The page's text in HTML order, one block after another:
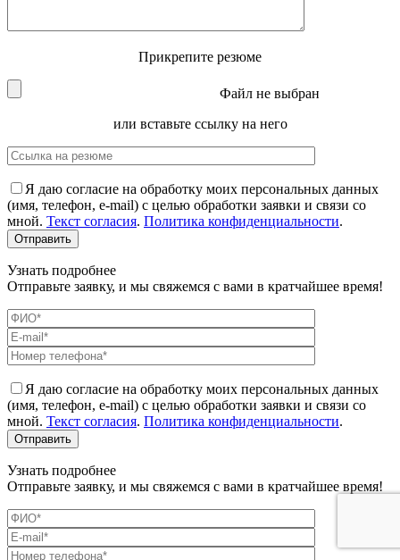
Прикрепите резюме
Файл не выбран
или вставьте ссылку на него
Я даю согласие на обработку моих персональных данных
(имя, телефон, e-mail) с целью обработки заявки и связи со
мной. Текст согласия. Политика конфиденциальности.
Узнать подробнее
Отправьте заявку, и мы свяжемся с вами в кратчайшее время!
Я даю согласие на обработку моих персональных данных
(имя, телефон, e-mail) с целью обработки заявки и связи со
мной. Текст согласия. Политика конфиденциальности.
Узнать подробнее
Отправьте заявку, и мы свяжемся с вами в кратчайшее время!